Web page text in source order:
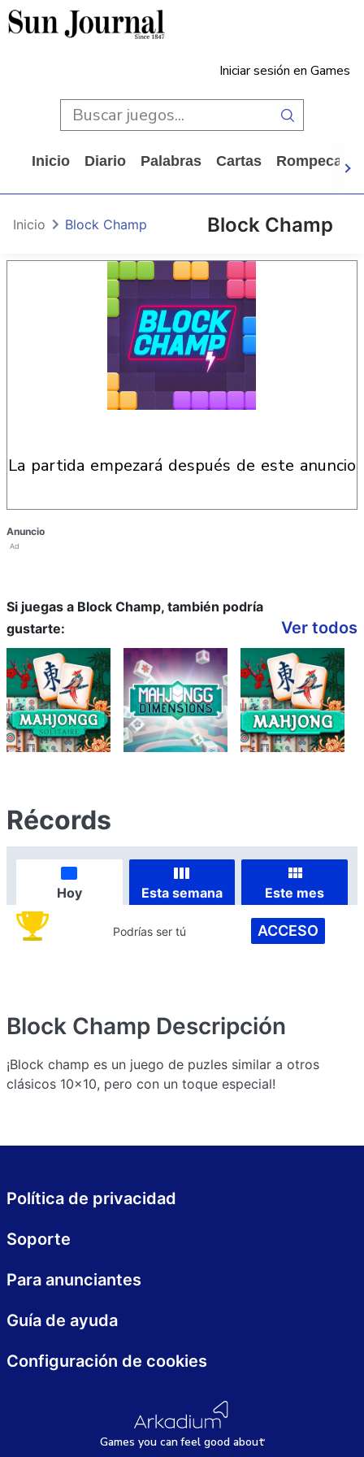
Iniciar sesión en Games
Inicio Diario Palabras Cartas
Block Champ
Inicio Block Champ
la partida empezará después de este anuncio
Anuncio
Ad
Si juegas a Block Champ, también podría
gustarte:
Ver todos
Récords
Hoy Esta semana Este mes
Podrías ser tú ACCESO
Block Champ Descripción
¡Block champ es un juego de puzles similar a otros
clásicos 10x10, pero con un toque especial!
Games you canfeel good about
Política de privacidad
Soporte
Para anunciantes
Guía de ayuda
Configuración de cookies